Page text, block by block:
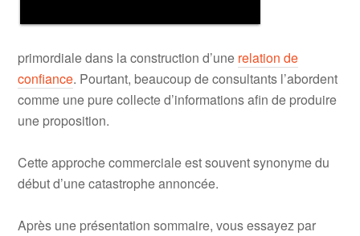
primordiale dans la construction d’une relation de
confiance. Pourtant, beaucoup de consultants l’abordent
comme une pure collecte d’informations afin de produire
une proposition.
Cette approche commerciale est souvent synonyme du
début d’une catastrophe annoncée.
Après une présentation sommaire, vous essayez par